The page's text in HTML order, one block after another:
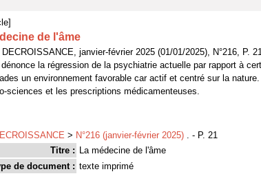
de l'âme
janvier-février 2025 (01/01/2025), N°216, P.
dénonce la régression de la psychiatrie actuelle par rapport à
un environnement favorable car actif et centré sur la
sciences et les prescriptions médicamenteuses.
> N°216 (janvier-février 2025) . - P. 21
Titre : La médecine de l'âme
de document : texte imprimé